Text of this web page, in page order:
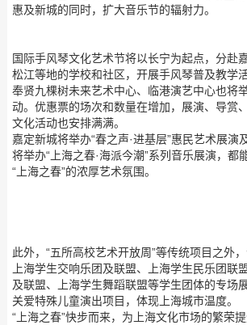
惠及新城的同时，扩大音乐节的辐射力。
国际手风琴文化艺术节将以长宁为起点，分赴
松江等地的学校和社区，开展手风琴普及教学
奉贤九棵树未来艺术中心、临港演艺中心也将
动。优惠票的场次和数量在增加，展演、导赏
文化活动也安排满满。
嘉定新城将举办“春之声·进基层”惠民艺术展演
将举办“上海之春·海派今潮”系列音乐展演，都
“上海之春”的浓厚艺术氛围。
此外，“五所高校艺术开放周”等传统项目之外
上海学生交响乐团及联盟、上海学生民乐团联
及联盟、上海学生舞蹈联盟等学生团体的专场
关爱特殊儿童演出项目，体现上海城市温度。
“上海之春”快步而来，为上海文化市场的繁荣